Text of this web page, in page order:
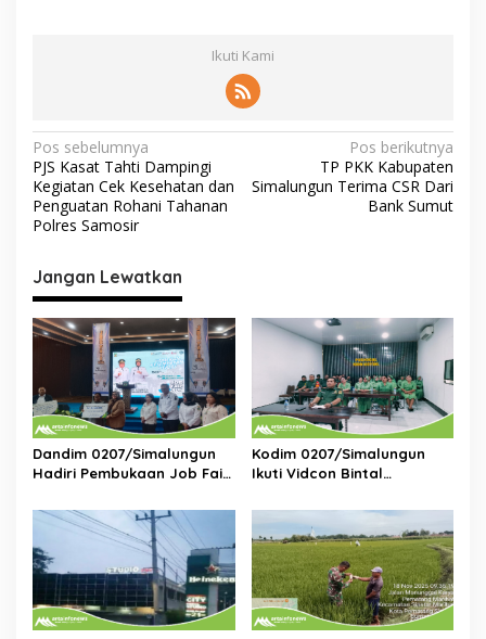
Ikuti Kami
N
a
v
g
a
s
p
o
s
Pos sebelumnya
PJS Kasat Tahti Dampingi
Kegiatan Cek Kesehatan dan
Penguatan Rohani Tahanan
Polres Samosir
Pos berikutnya
TP PKK Kabupaten
Simalungun Terima CSR Dari
Bank Sumut
Jangan Lewatkan
Dandim 0207/Simalungun
Hadiri Pembukaan Job Fair
Bagi Generasi Muda
Kodim 0207/Simalungun
Ikuti Vidcon Bintal
Pemahaman KDRT di
Lingkungan Prajurit